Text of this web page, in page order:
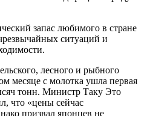
запас любимого в стране
ситуаций и
лесного и рыбного
месяце с молотка ушла первая
тонн. Министр Таку Это
что «цены сейчас
призвал японцев не